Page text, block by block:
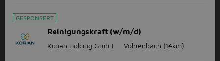
GESPONSERT
Reinigungskraft (w/m/d)
Korian Holding GmbH Vöhrenbach (14km)